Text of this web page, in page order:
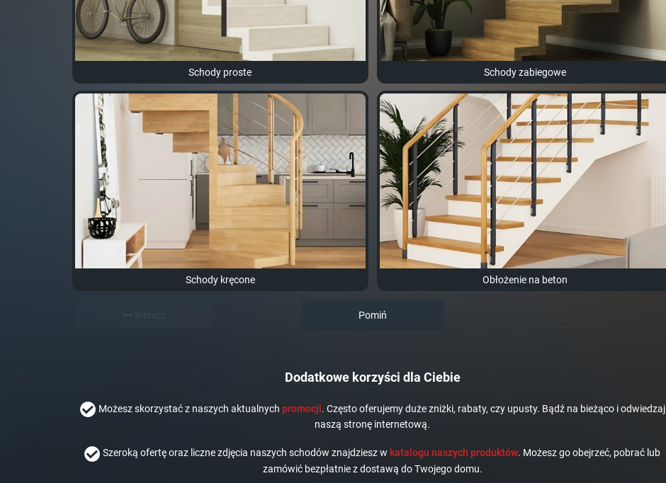
Schody proste Schody zabiegowe
Schody kręcone Obłożenie na beton
Pomiń
Dodatkowe korzyści dla Ciebie
Możesz skorzystać z naszych aktualnych promocji. Często oferujemy duże zniżki, rabaty, czy upusty. Bądź na bieżąco i odwiedzaj
naszą stronę internetową.
Szeroką ofertę oraz liczne zdjęcia naszych schodów znajdziesz w katalogu naszych produktów. Możesz go obejrzeć, pobrać lub
zamówić bezpłatnie z dostawą do Twojego domu.